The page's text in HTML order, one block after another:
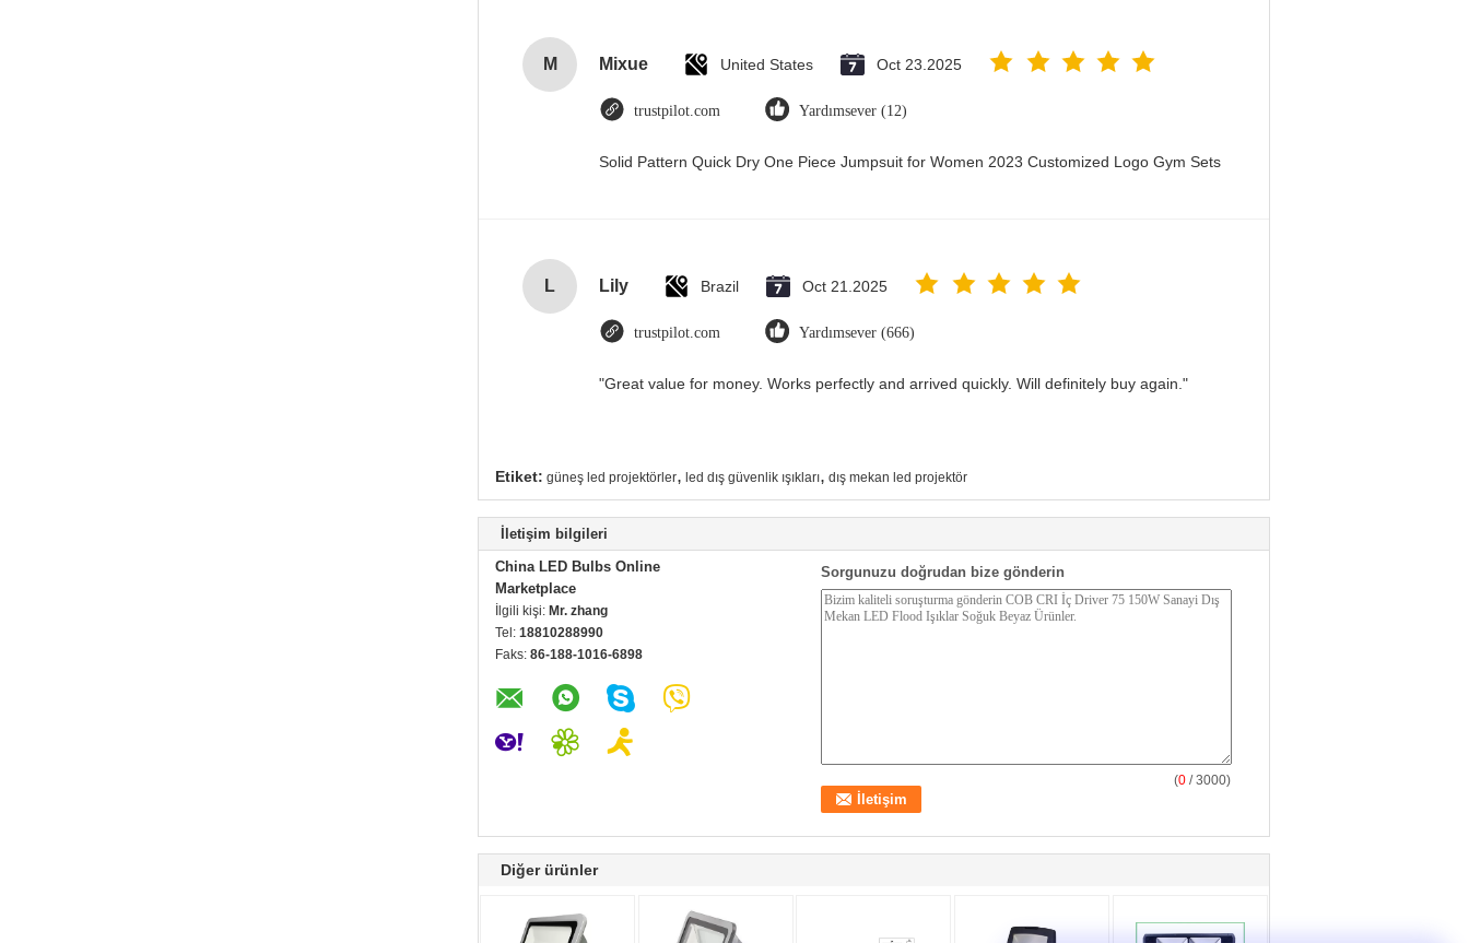
M Mixue United States Oct 23.2025
trustpilot.com Yardımsever (12)
Solid Pattern Quick Dry One Piece Jumpsuit for Women 2023 Customized Logo Gym Sets
L Lily Brazil Oct 21.2025
trustpilot.com Yardımsever (666)
"Great value for money. Works perfectly and arrived quickly. Will definitely buy again."
Etiket: güneş led projektörler, led dış güvenlik ışıkları, dış mekan led projektör
İletişim bilgileri
China LED Bulbs Online
Marketplace
İlgili kişi: Mr. zhang
Tel: 18810288990
Faks: 86-188-1016-6898
Sorgunuzu doğrudan bize gönderin
(0 / 3000)
Diğer ürünler